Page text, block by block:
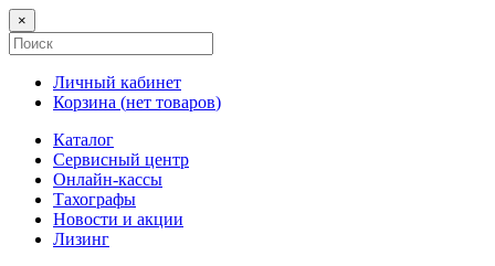
×
Личный кабинет
Корзина (нет товаров)
Каталог
Сервисный центр
Онлайн-кассы
Тахографы
Новости и акции
Лизинг